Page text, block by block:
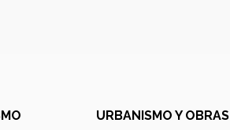
URBANISMO Y OBRAS